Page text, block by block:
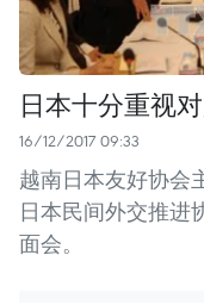
日本十分重视
16/12/2017 09:33
越南日本友好协会
日本民间外交推进
面会。